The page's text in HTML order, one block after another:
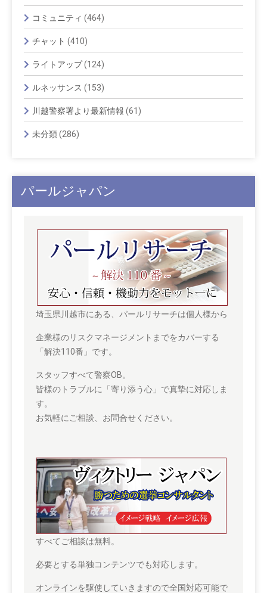
コミュニティ (464)
チャット (410)
ライトアップ(124)
ルネッサンス (153)
川越警察署より最新情報 (61)
未分類(286)
パールジャパン
埼玉県川越市にある、パールリサーチは個人様から
企業様のリスクマネージメントまでをカバーする
「解決110番」です。
スタッフすべて警察OB。
皆様のトラブルに「寄り添う心」で真摯に対応しま
す。
お気軽にご相談、お問合せください。
すべてご相談は無料。
必要とする単独コンテンツでも対応します。
オンラインを駆使していきますので全国対応可能で